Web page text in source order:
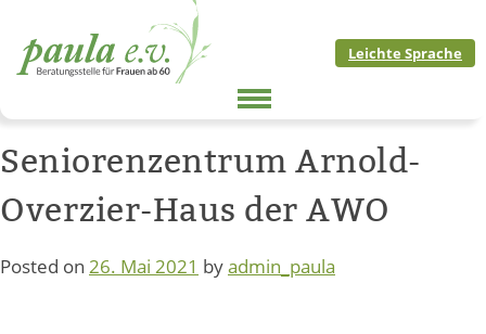
content
Leichte Sprache
Seniorenzentrum Arnold-
Overzier-Haus der AWO
Posted on 26. Mai 2021 byadmin_paula